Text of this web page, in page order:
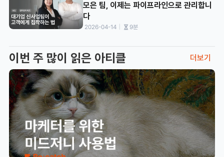
모은 팀, 이제는 파이프라인으로 관리합니
다
2026-04-14 9분
이번 주 많이 읽은 아티클 더보기